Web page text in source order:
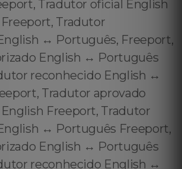
Tradutor oficial English
Tradutor
↔️ Português, Freeport,
English ↔️ Português
reconhecido English ↔️
Tradutor aprovado
Freeport, Tradutor
↔️ Português Freeport,
English ↔️ Português
reconhecido English ↔️